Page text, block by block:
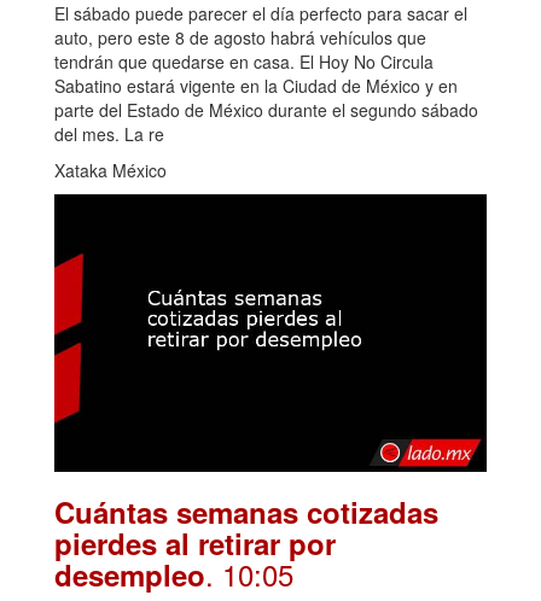
El sábado puede parecer el día perfecto para sacar el
auto, pero este 8 de agosto habrá vehículos que
tendrán que quedarse en casa. El Hoy No Circula
Sabatino estará vigente en la Ciudad de México y en
parte del Estado de México durante el segundo sábado
del mes. La re
Xataka México
Cuántas semanas cotizadas
pierdes al retirar por
desempleo. 10:05